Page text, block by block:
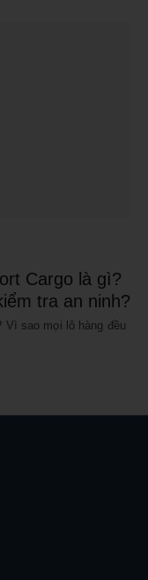
Cargo là gì?
tra an ninh?
Vì sao mọi lô hàng đều